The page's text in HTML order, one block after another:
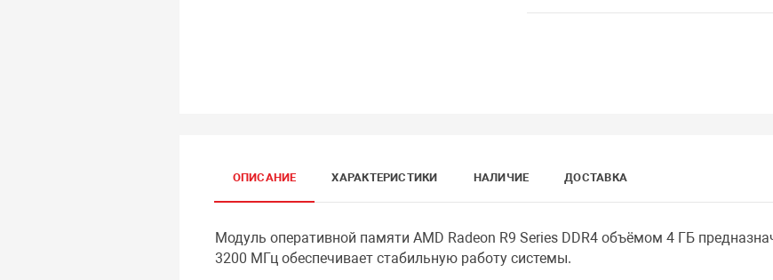
ОПИСАНИЕ ХАРАКТЕРИСТИКИ НАЛИЧИЕ ДОСТАВКА
Модуль оперативной памяти AMD Radeon R9 Series DDR4 объёмом 4 ГБ
3200 МГц обеспечивает стабильную работу системы.